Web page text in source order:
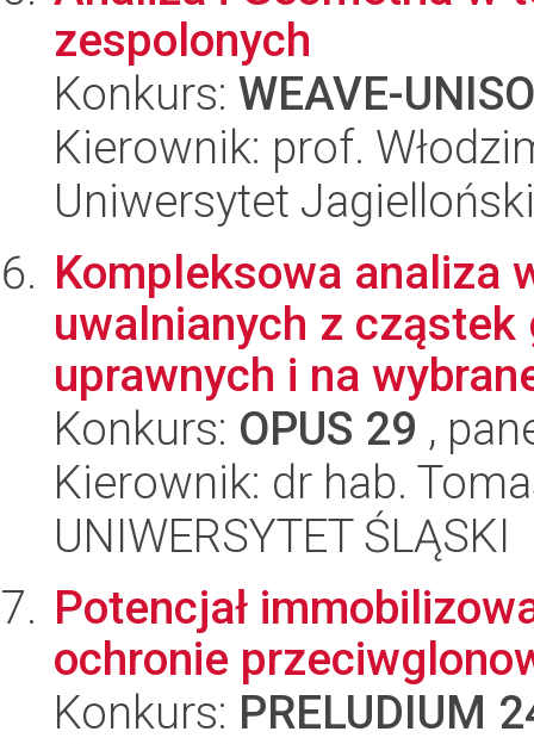
zespolonych
Konkurs: WEAVE-
Kierownik: prof.
Uniwersytet Jagielloński
Kompleksowa analiza
uwalnianych z
uprawnych i na
Konkurs: OPUS 29 ,
Kierownik: dr hab.
UNIWERSYTET ŚLĄSKI
Potencjał
ochronie
Konkurs: PRELUDIUM